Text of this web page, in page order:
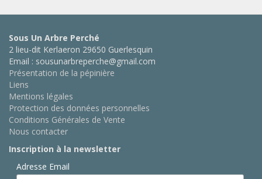
Sous Un Arbre Perché
2 lieu-dit Kerlaeron 29650 Guerlesquin
Email : sousunarbreperche@gmail.com
Présentation de la pépinière
Liens
Mentions légales
Protection des données personnelles
Conditions Générales de Vente
Nous contacter
Inscription à la newsletter
Adresse Email